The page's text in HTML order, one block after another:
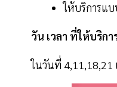
ให้บริการแ
วัน เวลา ที่ให้บริกา
ในวันที่ 4,11,18,21